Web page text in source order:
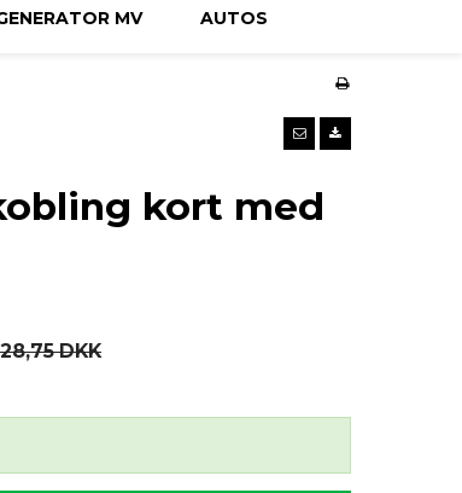
MV AUTOS
kort med
DKK